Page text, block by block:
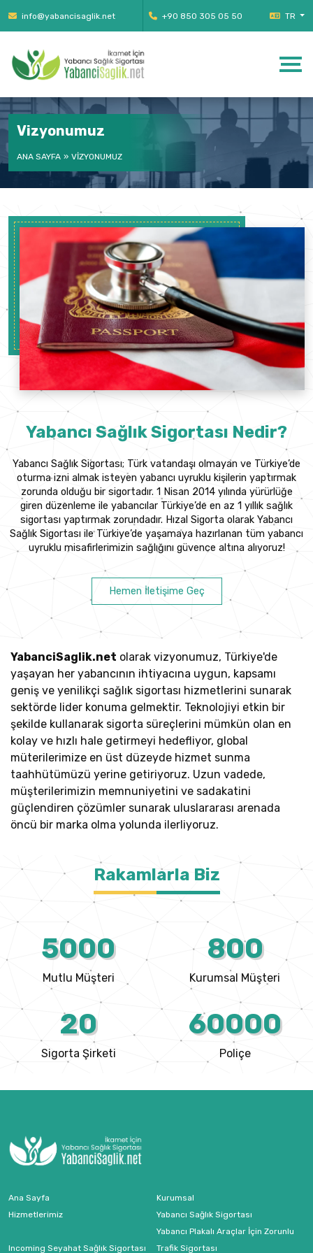
info@yabancisaglik.net +90 850 305 05 50 TR
Vizyonumuz
ANA SAYFA VIZYONUMUZ
Yabancı Sağlık Sigortası Nedir?
Yabancı Sağlık Sigortası; Türk vatandaşı olmayan ve Türkiye’de
oturma izni almak isteyen yabancı uyruklu kişilerin yaptırmak
zorunda olduğu bir sigortadır. 1 Nisan 2014 yılında yürürlüğe
giren düzenleme ile yabancılar Türkiye’de en az 1 yıllık sağlık
sigortası yaptırmak zorundadır. Hızal Sigorta olarak Yabancı
Sağlık Sigortası ile Türkiye’de yaşamaya hazırlanan tüm yabancı
uyruklu misafirlerimizin sağlığını güvence altına alıyoruz!
Hemen İletişime Geç
YabanciSaglik.net olarak vizyonumuz, Türkiye'de
yaşayan her yabancının ihtiyacına uygun, kapsamı
geniş ve yenilikçi sağlık sigortası hizmetlerini sunarak
sektörde lider konuma gelmektir. Teknolojiyi etkin bir
şekilde kullanarak sigorta süreçlerini mümkün olan en
kolay ve hızlı hale getirmeyi hedefliyor, global
müterilerimize en üst düzeyde hizmet sunma
taahhütümüzü yerine getiriyoruz. Uzun vadede,
müşterilerimizin memnuniyetini ve sadakatini
güçlendiren çözümler sunarak uluslararası arenada
öncü bir marka olma yolunda ilerliyoruz.
Rakamlarla Biz
5000
Mutlu Müşteri
800
Kurumsal Müşteri
20
Sigorta Şirketi
60000
Poliçe
Ana Sayfa
Kurumsal
Hizmetlerimiz
Yabancı Sağlık Sigortası
Incoming Seyahat Sağlık Sigortası
Yabancı Plakalı Araçlar İçin Zorunlu
Trafik Sigortası